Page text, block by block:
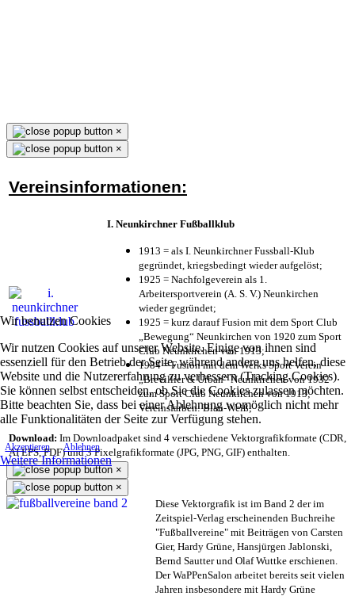
Wir benutzen Cookies
Wir nutzen Cookies auf unserer Website. Einige von ihnen sind
essenziell für den Betrieb der Seite, während andere uns helfen, diese
Website und die Nutzererfahrung zu verbessern (Tracking Cookies).
Sie können selbst entscheiden, ob Sie die Cookies zulassen möchten.
Bitte beachten Sie, dass bei einer Ablehnung womöglich nicht mehr
alle Funktionalitäten der Seite zur Verfügung stehen.
Akzeptieren Ablehnen
Weitere Informationen
×
×
Vereinsinformationen:
I. Neunkirchner Fußballklub
1913 = als I. Neunkirchner Fussball-Klub
gegründet, kriegsbedingt wieder aufgelöst;
1925 = Nachfolgeverein als 1.
Arbeitersportverein (A. S. V.) Neunkirchen
wieder gegründet;
1925 = kurz darauf Fusion mit dem Sport Club
„Bewegung“ Neunkirchen von 1920 zum Sport
Club Neunkirchen von 1913;
1984 = Fusion mit dem Werks Sport Verein
„Brevillier & Urban“ Neunkirchen von 1932
zum Sport Club Neunkirchen von 1913;
Vereinsfarben: Blau-Weiß;
Download: Im Downloadpaket sind 4 verschiedene Vektorgrafikformate (CDR,
AI EPS, PDF) und 3 Pixelgrafikformate (JPG, PNG, GIF) enthalten.
×
×
Diese Vektorgrafik ist im Band 2 der im
Zeitspiel-Verlag erscheinenden Buchreihe
"Fußballvereine" mit Beiträgen von Carsten
Gier, Hardy Grüne, Hansjürgen Jablonski,
Bernd Sautter und Olaf Wuttke erschienen.
Der WaPPenSalon arbeitet bereits seit vielen
Jahren insbesondere mit Hardy Grüne